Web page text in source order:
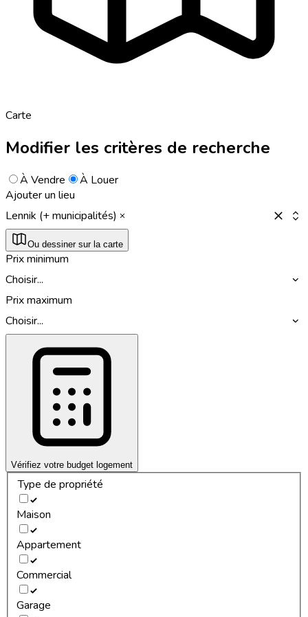
Carte
Modifier les critères de recherche
À Vendre
À Louer
Ajouter un lieu
Lennik (+ municipalités)
Ou dessiner sur la carte
Prix minimum
Choisir...
Prix maximum
Choisir...
Vérifiez votre budget logement
Type de propriété
Maison
Appartement
Commercial
Garage